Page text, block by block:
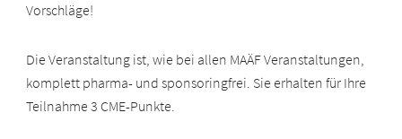
Vorschläge!
Die Veranstaltung ist, wie bei allen MAÄF Veranstaltungen,
komplett pharma- und sponsoringfrei. Sie erhalten für Ihre
Teilnahme 3 CME-Punkte.